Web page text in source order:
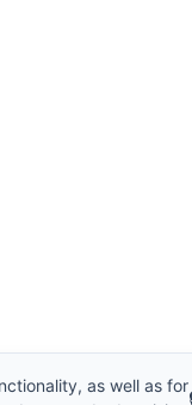
such as cookies to